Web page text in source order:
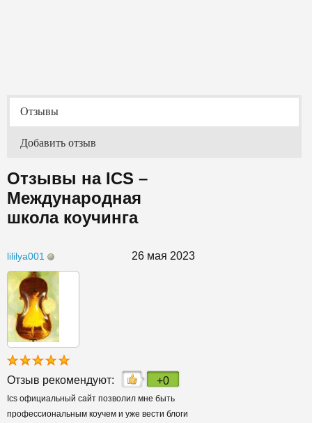
Отзывы
Добавить отзыв
Отзывы на ICS –
Международная
школа коучинга
lililya001 26 мая 2023
Отзыв рекомендуют: +0
Ics официальный сайт позволил мне быть
профессиональным коучем и уже вести блоги